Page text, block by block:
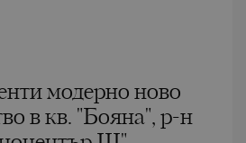
модерно ново
в кв. "Бояна", р-н